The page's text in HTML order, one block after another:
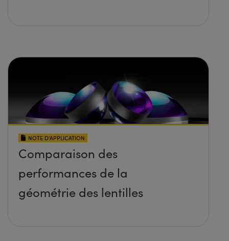
NOTE D’APPLICATION
Comparaison des
performances de la
géométrie des lentilles